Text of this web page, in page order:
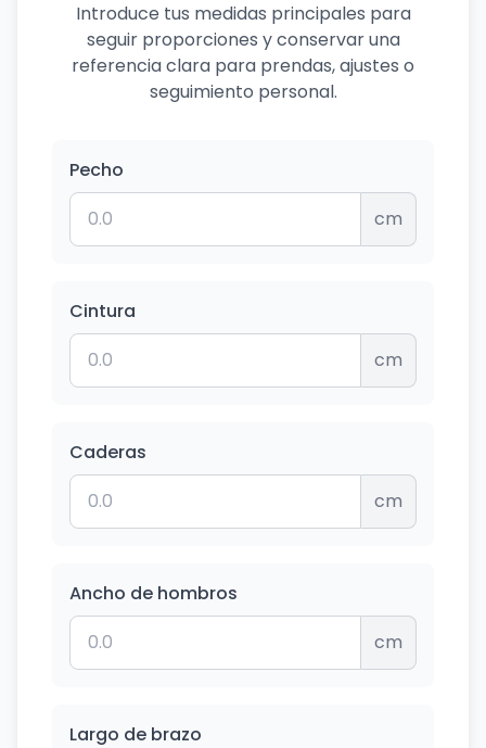
Introduce tus medidas principales para
seguir proporciones y conservar una
referencia clara para prendas, ajustes o
seguimiento personal.
Pecho
cm
Cintura
cm
Caderas
cm
Ancho de hombros
cm
Largo de brazo